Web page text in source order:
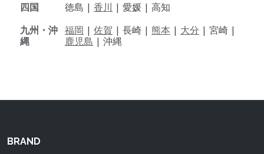
四国
徳島 | 香川 | 愛媛 | 高知
九州・沖
縄
福岡 | 佐賀 | 長崎 | 熊本 | 大分 | 宮崎 |
鹿児島 | 沖縄
BRAND